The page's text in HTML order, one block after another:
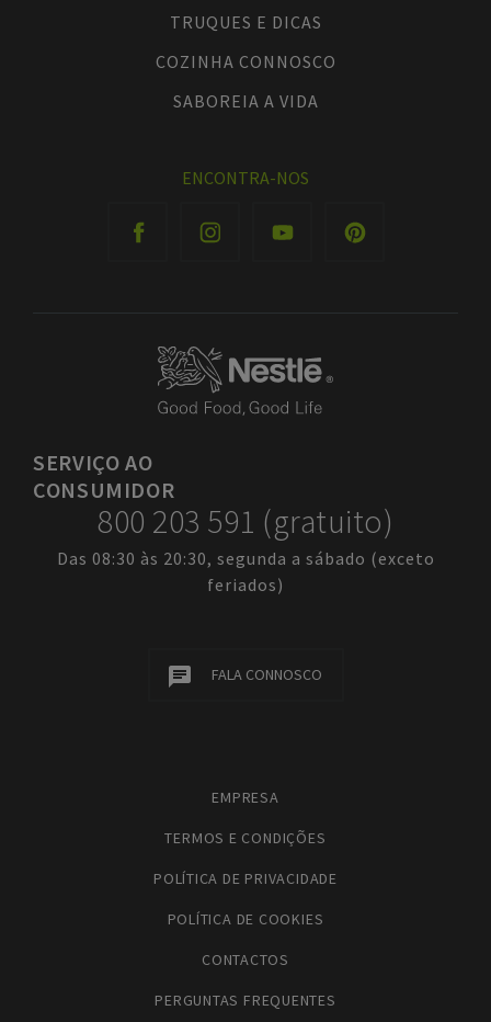
TRUQUES E DICAS
COZINHA CONNOSCO
SABOREIA A VIDA
ENCONTRA-NOS
SERVIÇOAO
CONSUMIDOR
800 203 591 (gratuito)
Das 08:30 às 20:30, segunda a sábado (exceto
feriados)
FALA CONNOSCO
EMPRESA
TERMOS E CONDIÇÕES
POLÍTICA DE PRIVACIDADE
POLÍTICA DE COOKIES
CONTACTOS
PERGUNTAS FREQUENTES